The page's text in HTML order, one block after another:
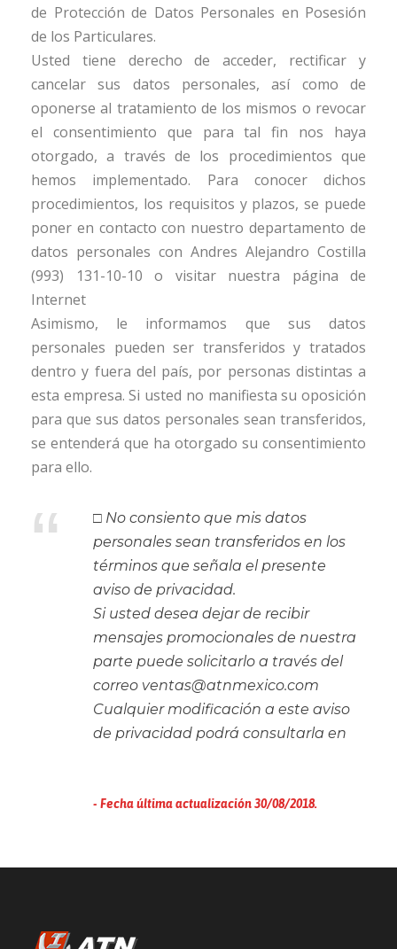
de Protección de Datos Personales en Posesión
de los Particulares.
Usted tiene derecho de acceder, rectificar y
cancelar sus datos personales, así como de
oponerse al tratamiento de los mismos o revocar
el consentimiento que para tal fin nos haya
otorgado, a través de los procedimientos que
hemos implementado. Para conocer dichos
procedimientos, los requisitos y plazos, se puede
poner en contacto con nuestro departamento de
datos personales con Andres Alejandro Costilla
(993) 131-10-10 o visitar nuestra página de
Internet
Asimismo, le informamos que sus datos
personales pueden ser transferidos y tratados
dentro y fuera del país, por personas distintas a
esta empresa. Si usted no manifiesta su oposición
para que sus datos personales sean transferidos,
se entenderá que ha otorgado su consentimiento
para ello.
“
□ No consiento que mis datos
personales sean transferidos en los
términos que señala el presente
aviso de privacidad.
Si usted desea dejar de recibir
mensajes promocionales de nuestra
parte puede solicitarlo a través del
correo ventas@atnmexico.com
Cualquier modificación a este aviso
de privacidad podrá consultarla en
Fecha última actualización 30/08/2018.